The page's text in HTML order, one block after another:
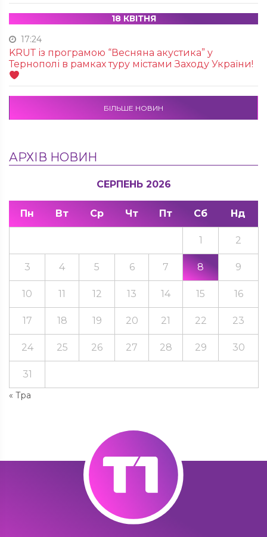
18 КВІТНЯ
17:24
KRUТ із програмою “Весняна акустика” у
Тернополі в рамках туру містами Заходу України!
БІЛЬШЕ НОВИН
АРХІВ НОВИН
СЕРПЕНЬ 2026
Пн Вт Ср Чт Пт Сб Нд
« Тра
1 2
3 4 5 6 7 8 9
10 11 12 13 14 15 16
17 18 19 20 21 22 23
24 25 26 27 28 29 30
31